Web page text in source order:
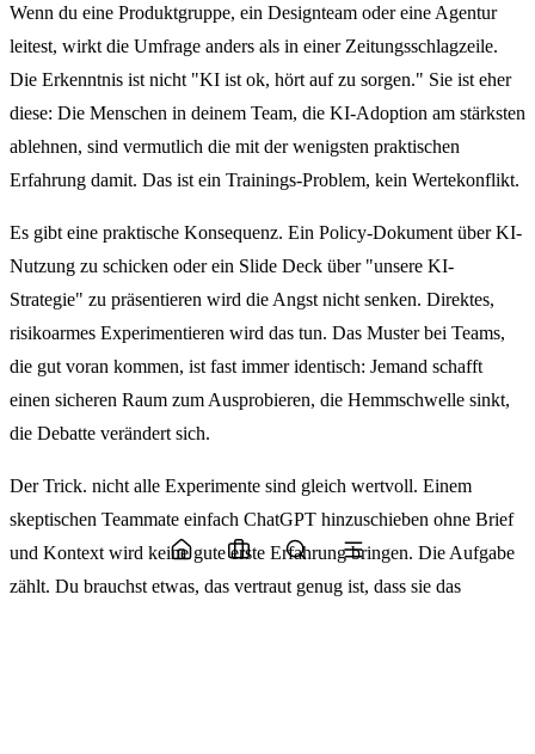
Wenn du eine Produktgruppe, ein Designteam oder eine Agentur
leitest, wirkt die Umfrage anders als in einer Zeitungsschlagzeile.
Die Erkenntnis ist nicht "KI ist ok, hört auf zu sorgen." Sie ist eher
diese: Die Menschen in deinem Team, die KI-Adoption am stärksten
ablehnen, sind vermutlich die mit der wenigsten praktischen
Erfahrung damit. Das ist ein Trainings-Problem, kein Wertekonflikt.
Es gibt eine praktische Konsequenz. Ein Policy-Dokument über KI-
Nutzung zu schicken oder ein Slide Deck über "unsere KI-
Strategie" zu präsentieren wird die Angst nicht senken. Direktes,
risikoarmes Experimentieren wird das tun. Das Muster bei Teams,
die gut voran kommen, ist fast immer identisch: Jemand schafft
einen sicheren Raum zum Ausprobieren, die Hemmschwelle sinkt,
die Debatte verändert sich.
Der Trick. nicht alle Experimente sind gleich wertvoll. Einem
skeptischen Teammate einfach ChatGPT hinzuschieben ohne Brief
und Kontext wird keine gute erste Erfahrung bringen. Die Aufgabe
zählt. Du brauchst etwas, das vertraut genug ist, dass sie das